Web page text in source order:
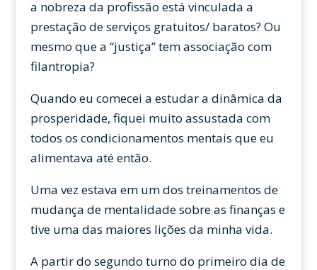
a nobreza da profissão está vinculada a
prestação de serviços gratuitos/ baratos? Ou
mesmo que a “justiça” tem associação com
filantropia?
Quando eu comecei a estudar a dinâmica da
prosperidade, fiquei muito assustada com
todos os condicionamentos mentais que eu
alimentava até então.
Uma vez estava em um dos treinamentos de
mudança de mentalidade sobre as finanças e
tive uma das maiores lições da minha vida.
A partir do segundo turno do primeiro dia de